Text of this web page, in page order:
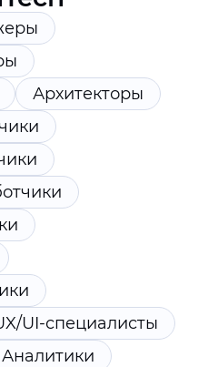
Архитекторы
UI-специалисты
Аналитики